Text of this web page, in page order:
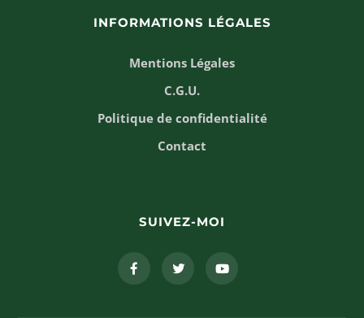
INFORMATIONS LÉGALES
Mentions Légales
C.G.U.
Politique de confidentialité
Contact
SUIVEZ-MOI